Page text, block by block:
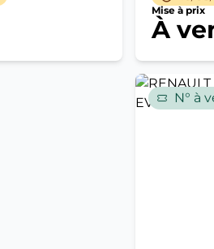
Mise à prix
À
N° à